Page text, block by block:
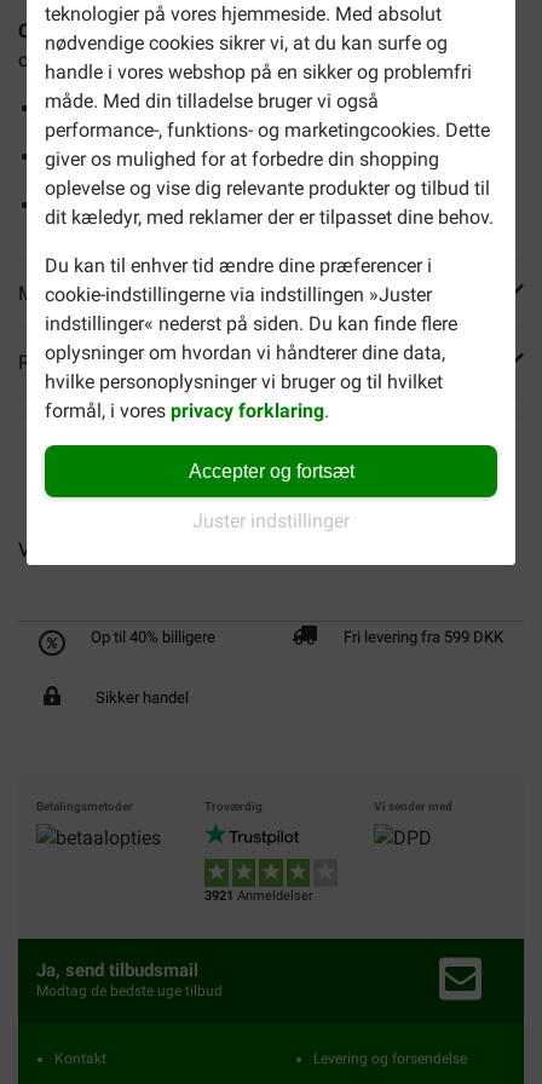
teknologier på vores hjemmeside. Med absolut
nødvendige cookies sikrer vi, at du kan surfe og
handle i vores webshop på en sikker og problemfri
måde. Med din tilladelse bruger vi også
performance-, funktions- og marketingcookies. Dette
giver os mulighed for at forbedre din shopping
oplevelse og vise dig relevante produkter og tilbud til
dit kæledyr, med reklamer der er tilpasset dine behov.
Du kan til enhver tid ændre dine præferencer i
cookie-indstillingerne via indstillingen »Juster
indstillinger« nederst på siden. Du kan finde flere
oplysninger om hvordan vi håndterer dine data,
hvilke personoplysninger vi bruger og til hvilket
formål, i voresprivacy forklaring.
Accepter og fortsæt
Juster indstillinger
Chinchillasand til bunddække er et bundmateriale til
chinchillaer, som de kan bade i.
Fintmalet krystalsand
Fjerner hudskæl og parasitter
Gør pelsen luftig og blød
Mere info
Reviews
Versele-Laga Natural Hay -...
Op til 40% billigere Fri levering fra 599 DKK
Sikker handel
Betalingsmetoder Troværdig
3921 Anmeldelser
Vi sender med
Ja, send tilbudsmail
Modtag de bedste uge tilbud
Kontakt
Levering og forsendelse